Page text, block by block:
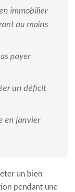
immobilier
au moins
payer
un déficit
en janvier
un bien
pendant une